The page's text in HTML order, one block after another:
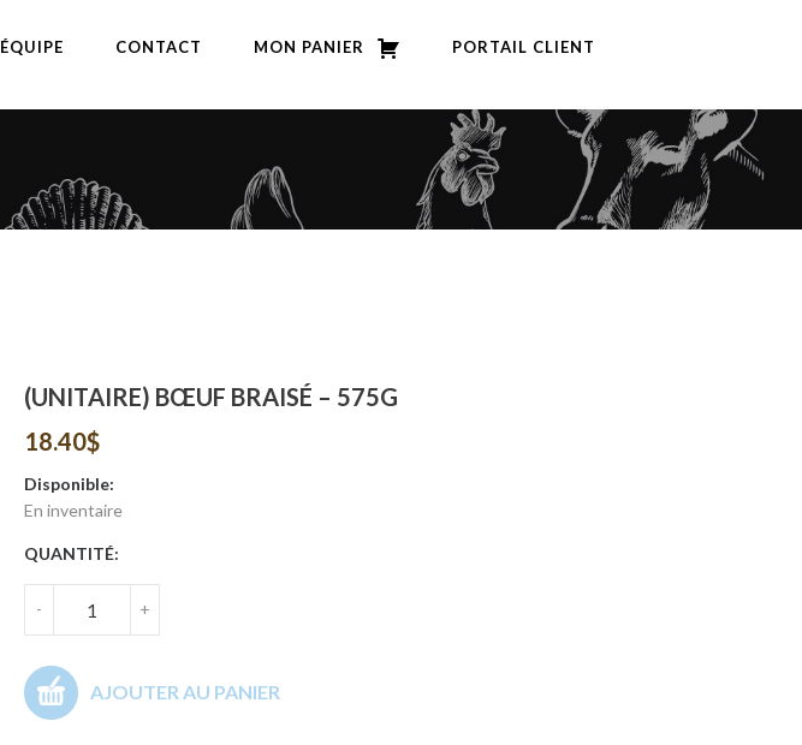
ÉQUIPE CONTACT MON PANIER PORTAIL CLIENT
(UNITAIRE) BŒUF BRAISÉ – 575G
18.40$
Disponible:
En inventaire
QUANTITÉ:
- +
AJOUTER AU PANIER